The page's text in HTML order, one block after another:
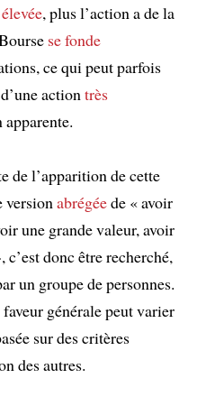
élevée, plus l’action a de la
se fonde
ce qui peut parfois
action très
apparente.
de l’apparition de cette
version abrégéede « avoir
une grande valeur, avoir
c’est donc être recherché,
un groupe de personnes.
générale peut varier
sur des critères
des autres.